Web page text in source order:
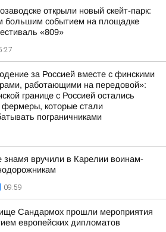
открыли новый скейт-парк:
большим событием на площадке
«809»
за Россией вместе с финскими
работающими на передовой»:
границе с Россией остались
фермеры, которые стали
пограничниками
знамя вручили в Карелии воинам-
09:59
Сандармох прошли мероприятия
европейских дипломатов